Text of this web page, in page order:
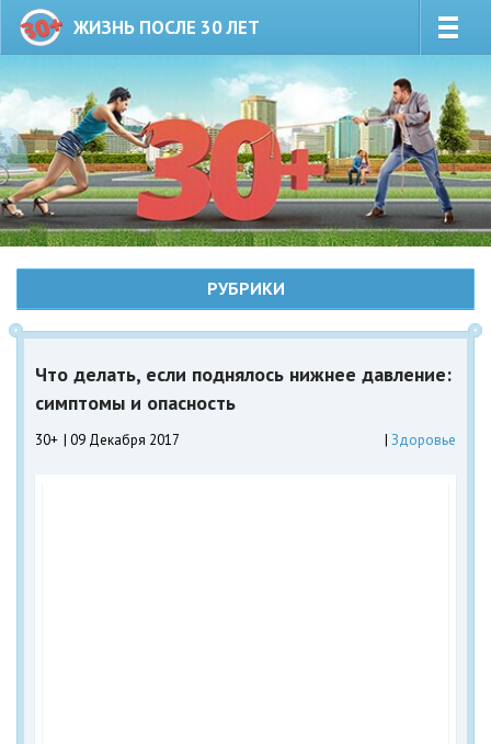
ЖИЗНЬ ПОСЛЕ 30 ЛЕТ
РУБРИКИ
Что делать, если поднялось нижнее давление:
симптомы и опасность
30+ 09 Декабря 2017 Здоровье